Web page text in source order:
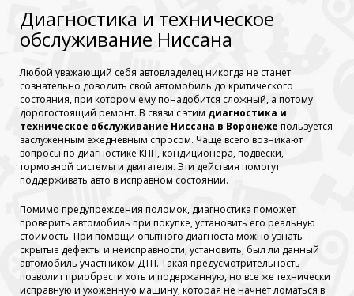
Диагностика и техническое
обслуживание Ниссана
Любой уважающий себя автовладелец никогда не станет
сознательно доводить свой автомобиль до критического
состояния, при котором ему понадобится сложный, а потому
дорогостоящий ремонт. В связи с этим диагностика и
техническое обслуживание Ниссана в Воронеже пользуется
заслуженным ежедневным спросом. Чаще всего возникают
вопросы по диагностике КПП, кондиционера, подвески,
тормозной системы и двигателя. Эти действия помогут
поддерживать авто в исправном состоянии.
Помимо предупреждения поломок, диагностика поможет
проверить автомобиль при покупке, установить его реальную
стоимость. При помощи опытного диагноста можно узнать
скрытые дефекты и неисправности, установить, был ли данный
автомобиль участником ДТП. Такая предусмотрительность
позволит приобрести хоть и подержанную, но все же технически
исправную и ухоженную машину, которая не начнет ломаться в